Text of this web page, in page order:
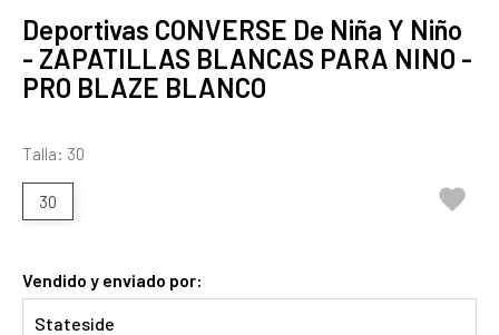
Deportivas CONVERSE De Niña Y Niño
- ZAPATILLAS BLANCAS PARA NINO -
PRO BLAZE BLANCO
Talla: 30
30 
Vendido y enviado por:
Stateside